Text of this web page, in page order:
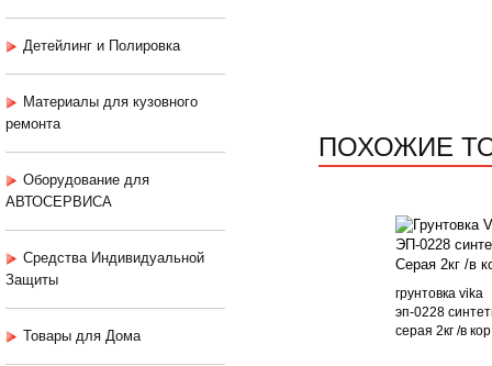
Детейлинг и Полировка
Материалы для кузовного
ремонта
Оборудование для
АВТОСЕРВИСА
Средства Индивидуальной
Защиты
Товары для Дома
ПОХОЖИЕ
грунтовка vika
эп-0228
серая 2кг /в